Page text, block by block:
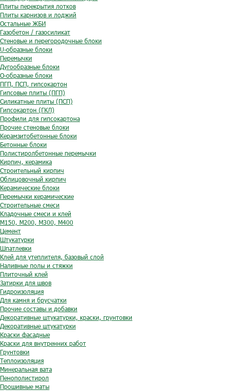
Плиты перекрытия лотков
Плиты карнизов и лоджий
Остальные ЖБИ
Газобетон / газосиликат
Стеновые и перегородочные блоки
U-образные блоки
Перемычки
Дугообразные блоки
O-образные блоки
ПГП, ПСП, гипсокартон
Гипсовые плиты (ПГП)
Силикатные плиты (ПСП)
Гипсокартон (ГКЛ)
Профили для гипсокартона
Прочие стеновые блоки
Керамзитобетонные блоки
Бетонные блоки
Полистиролбетонные перемычки
Кирпич, керамика
Строительный кирпич
Облицовочный кирпич
Керамические блоки
Перемычки керамические
Строительные смеси
Кладочные смеси и клей
М150, М200, М300, М400
Цемент
Штукатурки
Шпатлевки
Клей для утеплителя, базовый слой
Наливные полы и стяжки
Плиточный клей
Затирки для швов
Гидроизоляция
Для камня и брусчатки
Прочие составы и добавки
Декоративные штукатурки, краски, грунтовки
Декоративные штукатурки
Краски фасадные
Краски для внутренних работ
Грунтовки
Теплоизоляция
Минеральная вата
Пенополистирол
Прошивные маты